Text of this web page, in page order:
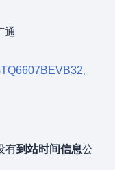
通
。
有到站时间信息公